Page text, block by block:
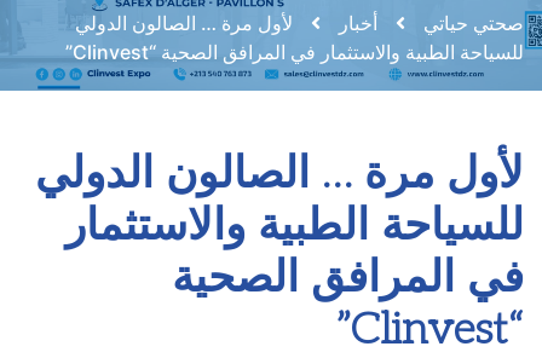
صحتي حياتي أخبار
لأول مرة … الصالون الدولي
للسياحة الطبية والاستثمار في المرافق الصحية “Clinvest”
لأول مرة … الصالون الدولي
للسياحة الطبية والاستثمار
في المرافق الصحية
“Clinvest”